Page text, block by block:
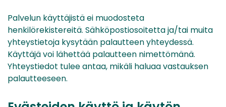
Palvelun käyttäjistä ei muodosteta
henkilörekistereitä. Sähköpostiosoitetta ja/tai muita
yhteystietoja kysytään palautteen yhteydessä.
Käyttäjä voi lähettää palautteen nimettömänä.
Yhteystiedot tulee antaa, mikäli haluaa vastauksen
palautteeseen.